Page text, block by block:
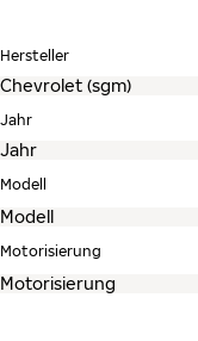
Hersteller
Jahr
Modell
Motorisierung